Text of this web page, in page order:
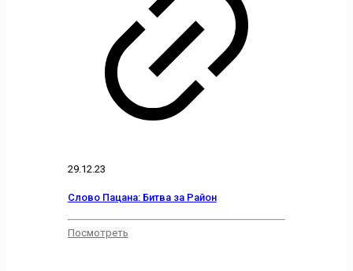
29.12.23
Слово Пацана: Битва за Район
Посмотреть